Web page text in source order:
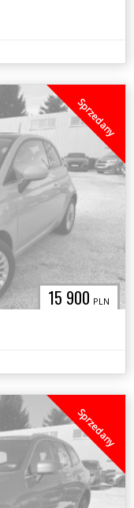
15 900 PLN
Sprzedany
Sprzedany